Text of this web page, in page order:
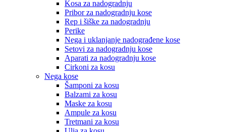
Kosa za nadogradnju
Pribor za nadogradnju kose
Rep i šiške za nadogradnju
Perike
Nega i uklanjanje nadograđene kose
Setovi za nadogradnju kose
Aparati za nadogradnju kose
Cirkoni za kosu
Nega kose
Šamponi za kosu
Balzami za kosu
Maske za kosu
Ampule za kosu
Tretmani za kosu